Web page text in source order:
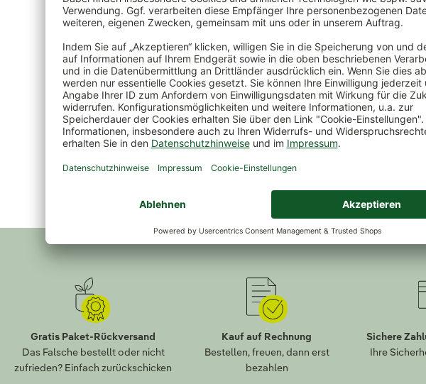
24,99 €*
59,99 €*
Gratis Paket-Rückversand
Das Falsche bestellt oder nicht
zufrieden? Einfach zurückschicken
Kauf auf Rechnung
Bestellen, freuen, dann erst
bezahlen
Sichere
Ihre